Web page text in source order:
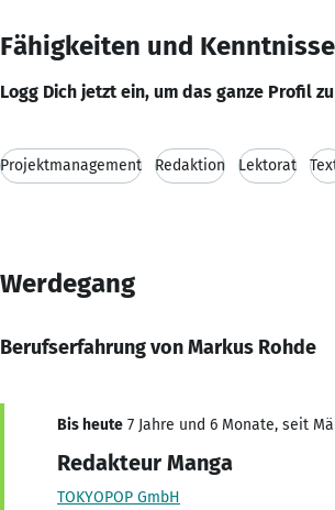
Fähigkeiten und Kenntnisse
Logg Dich jetzt ein, um das ganze Profil
Projektmanagement Redaktion Lektorat
Werdegang
Berufserfahrung von Markus Rohde
Bis heute 7 Jahre und 6 Monate, seit
Redakteur Manga
TOKYOPOP GmbH